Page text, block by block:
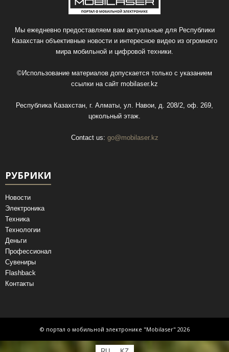
Мы ежедневно предоставляем вам актуальные для Республики
Казахстан объективные новости и интересное видео из огромного
мира мобильной и цифровой техники.
©Использование материалов допускается только с указанием
ссылки на сайт mobilaser.kz
Республика Казахстан, г. Алматы, ул. Навои, д. 208/2, оф. 269,
цокольный этаж.
Contact us: go@mobilaser.kz
РУБРИКИ
Новости
Электроника
Техника
Технологии
Деньги
Профессионал
Сувениры
Flashback
Контакты
© портал о мобильной электронике "Mobilaser" 2026